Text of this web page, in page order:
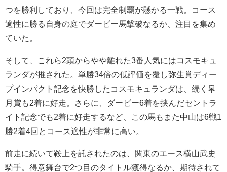
つを勝利しており、今回は完全制覇が懸かる一戦。コース
適性に勝る自身の庭でダービー馬撃破なるか、注目を集め
ていた。
そして、これら2頭からやや離れた3番人気にはコスモキュ
ランダが推された。単勝34倍の低評価を覆し弥生賞ディー
プインパクト記念を快勝したコスモキュランダは、続く皐
月賞も2着に好走。さらに、ダービー6着を挟んだセントラ
イト記念でも2着に好走するなど、この馬もまた中山は6戦1
勝2着4回とコース適性が非常に高い。
前走に続いて鞍上を託されたのは、関東のエース横山武史
騎手。得意舞台で2つ目のタイトル獲得なるか、期待されて